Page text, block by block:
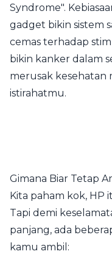
Syndrome".
gadget bikin sistem
cemas terhadap
bikin kanker dalam
merusak kesehatan
istirahatmu.
Gimana Biar Tetap
Kita paham kok, HP
Tapi demi
panjang, ada
kamu ambil: